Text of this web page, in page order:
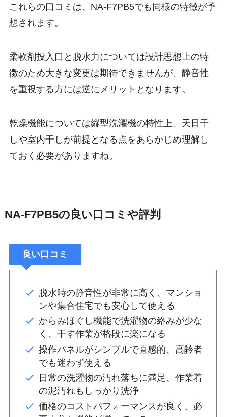
これらの口コミは、NA-F7PB5でも同様の特徴が予
想されます。
柔軟剤投入口と脱水力については設計思想上の特
徴のため大きな変更は期待できませんが、静音性
を重視する方には逆にメリットとなります。
乾燥機能については縦型洗濯機の特性上、天日干
しや室内干しが前提となる点をあらかじめ理解し
ておく必要がありますね。
NA-F7PB5の良い口コミや評判
良い口コミ
脱水時の静音性が非常に高く、マンショ
ンや集合住宅でも安心して使える
からみほぐし機能で洗濯物の絡みが少な
く、干す作業が格段に楽になる
操作パネルがシンプルで直感的、高齢者
でも迷わず使える
日常の洗濯物の汚れ落ちに満足、作業着
の泥汚れもしっかり洗浄
価格のコストパフォーマンスが良く、必